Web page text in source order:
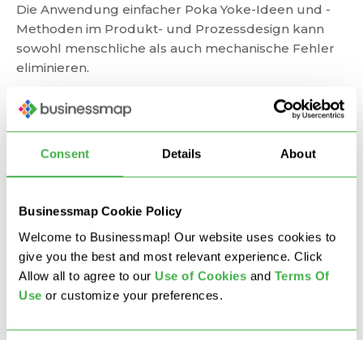
Consent Details About
Businessmap Cookie Policy
Welcome to Businessmap! Our website uses cookies to
give you the best and most relevant experience. Click
Allow all to agree to our Use of Cookies and Terms Of
Use or customize your preferences.
Die Anwendung einfacher Poka Yoke-Ideen und -
Methoden im Produkt- und Prozessdesign kann
sowohl menschliche als auch mechanische Fehler
eliminieren.
Die Flexibilität von Poka Yoke erlaubt die
Toyota das Ziel, jedes Fehlersicherungsgerät für
kosteneffizienter Schritt sein.
Wann und wie benutzt
man die Technik?
Die Poka Yoke-Technik kann immer dann